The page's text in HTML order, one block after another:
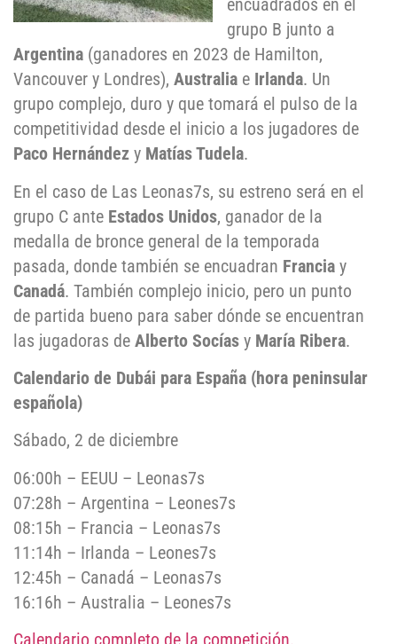
encuadrados en el
grupo B junto a
Argentina (ganadores en 2023 de Hamilton,
Vancouver y Londres), Australia e Irlanda. Un
grupo complejo, duro y que tomará el pulso de la
competitividad desde el inicio a los jugadores de
Paco Hernández y Matías Tudela.
En el caso de Las Leonas7s, su estreno será en el
grupo C ante Estados Unidos, ganador de la
medalla de bronce general de la temporada
pasada, donde también se encuadran Francia y
Canadá. También complejo inicio, pero un punto
de partida bueno para saber dónde se encuentran
las jugadoras de Alberto Socías y María Ribera.
Calendario de Dubái para España (hora peninsular
española)
Sábado, 2 de diciembre
06:00h – EEUU – Leonas7s
07:28h – Argentina – Leones7s
08:15h – Francia – Leonas7s
11:14h – Irlanda – Leones7s
12:45h – Canadá – Leonas7s
16:16h – Australia – Leones7s